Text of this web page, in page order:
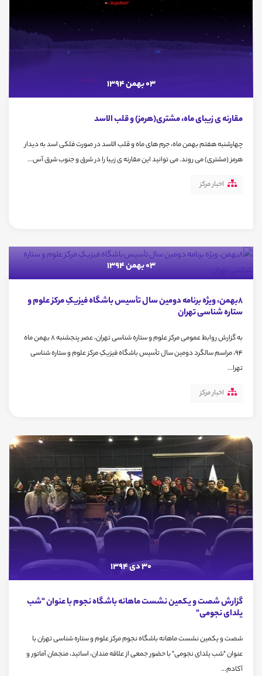
03 بهمن 1394
مقارنه ی زیبای ماه، مشتری(هرمز) و قلب الاسد
چهارشنبه هفتم بهمن ماه، جرم های ماه و قلب الاسد در صورت فلکی اسد به دیدار
هرمز (مشتری) می روند. می توانید این مقارنه ی زیبا را در شرق و جنوب شرق آس...
اخبار مرکز
03 بهمن 1394
8بهمن، ویژه برنامه دومین سال تأسیس باشگاه فیزیکِ مرکز علوم و
ستاره شناسی تهران
به گزارش روابط عمومی مرکز علوم و ستاره شناسی تهران، عصر پنجشنبه 8 بهمن ماه
94، مراسم سالگرد دومین سال تأسیس باشگاه فیزیکِ مرکز علوم و ستاره شناسی
تهرا...
اخبار مرکز
30 دی 1394
گزارش شصت و یکمین نشست ماهانه باشگاه نجوم با عنوان "شب
یلدای نجومی"
شصت و یکمین نشست ماهانه باشگاه نجوم مرکز علوم و ستاره شناسی تهران با
عنوان "شب یلدای نجومی" با حضور جمعی از علاقه مندان، اساتید، منجمان آماتور و
آکادم...